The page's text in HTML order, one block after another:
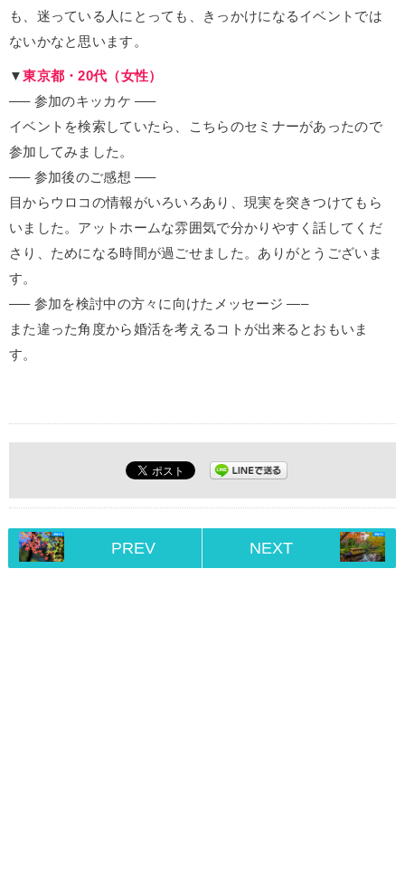
も、迷っている人にとっても、きっかけになるイベントでは
ないかなと思います。
▼東京都・20代（女性）
—– 参加のキッカケ —–
イベントを検索していたら、こちらのセミナーがあったので
参加してみました。
—– 参加後のご感想 —–
目からウロコの情報がいろいろあり、現実を突きつけてもら
いました。アットホームな雰囲気で分かりやすく話してくだ
さり、ためになる時間が過ごせました。ありがとうございま
す。
—– 参加を検討中の方々に向けたメッセージ —–
また違った角度から婚活を考えるコトが出来るとおもいま
す。
PREV NEXT